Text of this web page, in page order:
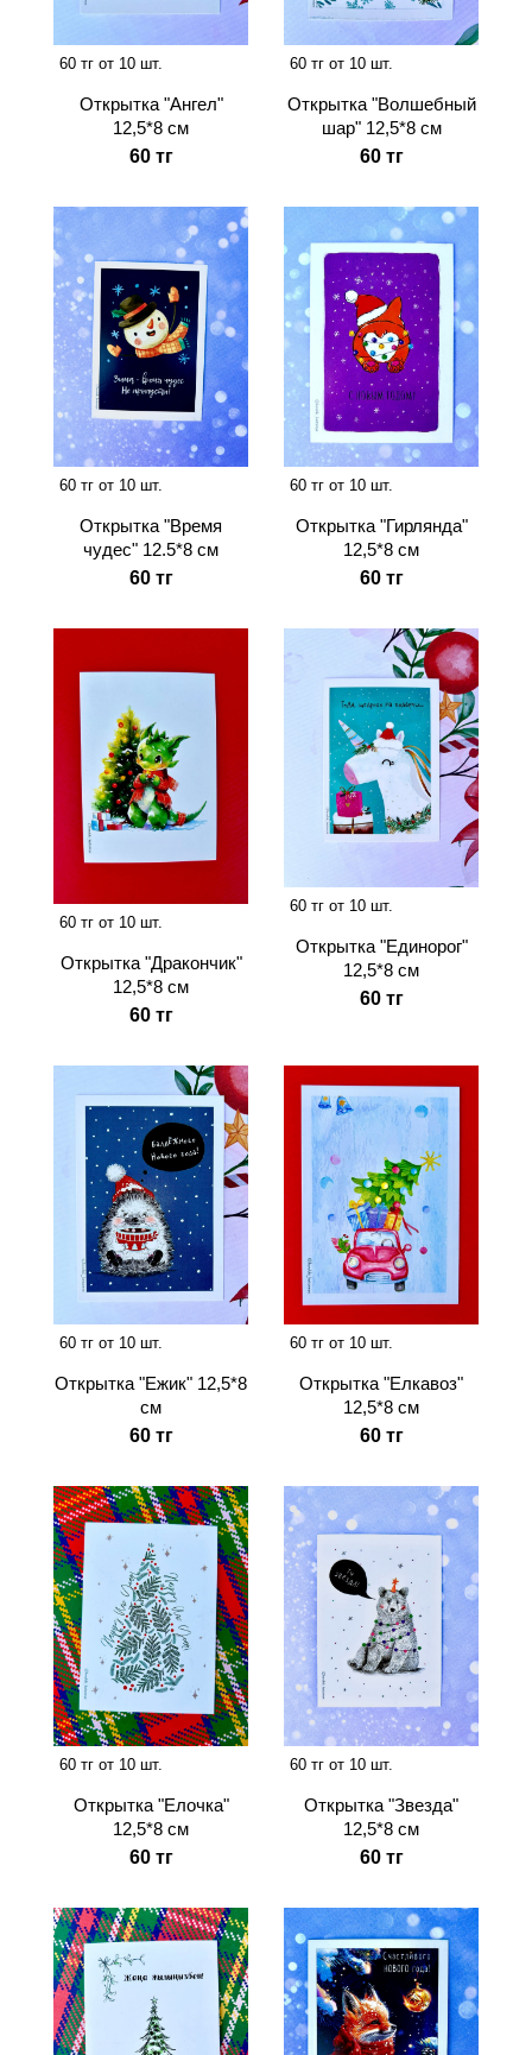
60 тг от 10 шт.
Открытка "Ангел"
12,5*8 см
60 тг
60 тг от 10 шт.
Открытка "Волшебный
шар" 12,5*8 см
60 тг
60 тг от 10 шт.
Открытка "Время
чудес" 12.5*8 см
60 тг
60 тг от 10 шт.
Открытка "Гирлянда"
12,5*8 см
60 тг
60 тг от 10 шт.
Открытка "Дракончик"
12,5*8 см
60 тг
60 тг от 10 шт.
Открытка "Единорог"
12,5*8 см
60 тг
60 тг от 10 шт.
Открытка "Ежик" 12,5*8
см
60 тг
60 тг от 10 шт.
Открытка "Елкавоз"
12,5*8 см
60 тг
60 тг от 10 шт.
Открытка "Елочка"
12,5*8 см
60 тг
60 тг от 10 шт.
Открытка "Звезда"
12,5*8 см
60 тг